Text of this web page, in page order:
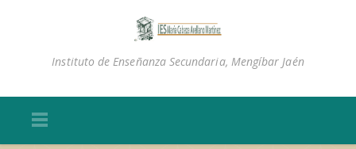
Instituto de Enseñanza Secundaria, Mengíbar Jaén